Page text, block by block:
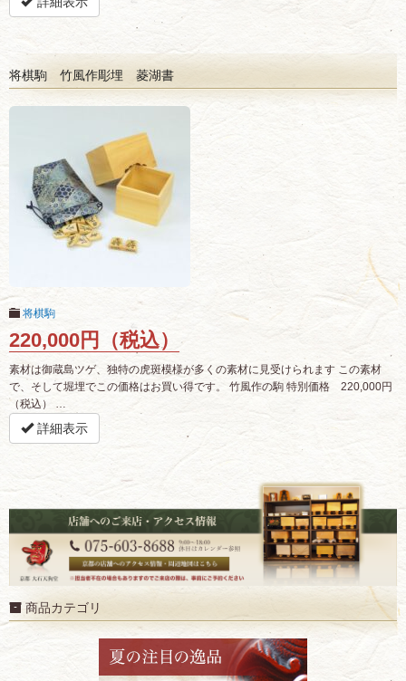
将棋駒 竹風作彫埋 菱湖書
将棋駒
220,000円（税込）
素材は御蔵島ツゲ、独特の虎斑模様が多くの素材に見受けられます この素材
で、そして堀埋でこの価格はお買い得です。 竹風作の駒 特別価格 220,000円
（税込） …
詳細表示
商品カテゴリ